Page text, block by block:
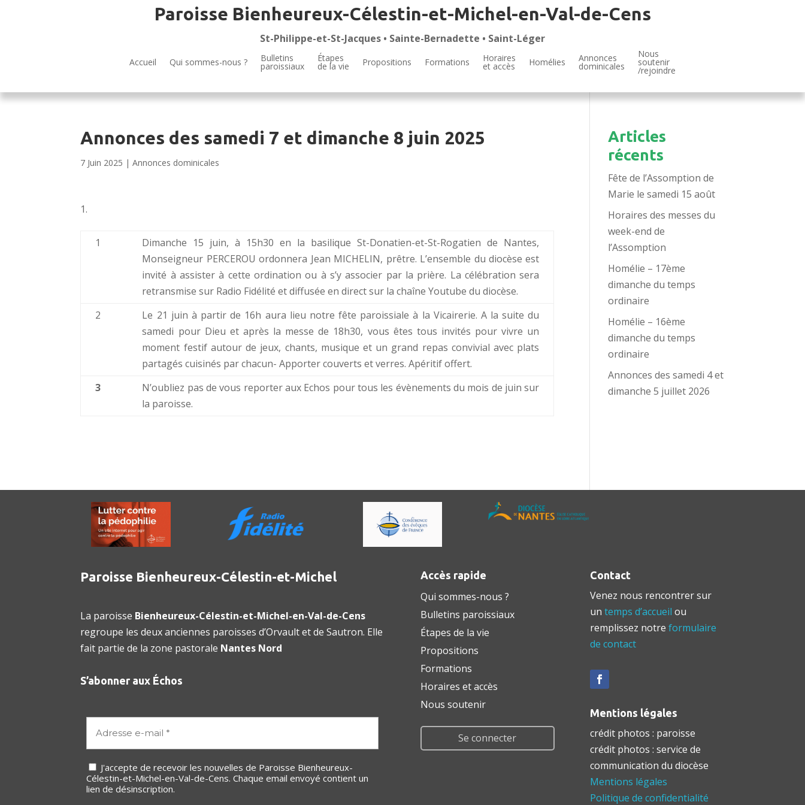
Paroisse Bienheureux-Célestin-et-Michel-en-Val-de-Cens
St-Philippe-et-St-Jacques • Sainte-Bernadette • Saint-Léger
Accueil Qui sommes-nous ? Bulletins
paroissiaux
Étapes
de la vie Propositions Formations Horaires
et accès Homélies Annonces
dominicales
Nous
soutenir
/rejoindre
Annonces des samedi 7 et dimanche 8 juin 2025
7 Juin 2025 |Annonces dominicales
1
Dimanche 15 juin, à 15h30 en la basilique St-Donatien-et-St-Rogatien de Nantes,
Monseigneur PERCEROU ordonnera Jean MICHELIN, prêtre. L’ensemble du diocèse est
invité à assister à cette ordination ou à s’y associer par la prière. La célébration sera
retransmise sur Radio Fidélité et diffusée en direct sur la chaîne Youtube du diocèse.
2
Le 21 juin à partir de 16h aura lieu notre fête paroissiale à la Vicairerie. A la suite du
samedi pour Dieu et après la messe de 18h30, vous êtes tous invités pour vivre un
moment festif autour de jeux, chants, musique et un grand repas convivial avec plats
partagés cuisinés par chacun- Apporter couverts et verres. Apéritif offert.
3
N’oubliez pas de vous reporter aux Echos pour tous les évènements du mois de juin sur
la paroisse.
Articles
récents
Fête de l’Assomption de
Marie le samedi 15 août
Horaires des messes du
week-end de
l’Assomption
Homélie – 17ème
dimanche du temps
ordinaire
Homélie – 16ème
dimanche du temps
ordinaire
Annonces des samedi 4 et
dimanche 5 juillet 2026
Paroisse Bienheureux-Célestin-et-Michel
La paroisse Bienheureux-Célestin-et-Michel-en-Val-de-Cens
regroupe les deux anciennes paroisses d’Orvault et de Sautron. Elle
fait partie de la zone pastorale Nantes Nord
S’abonner aux Échos
J'accepte de recevoir les nouvelles de Paroisse Bienheureux-
Célestin-et-Michel-en-Val-de-Cens. Chaque email envoyé contient un
lien de désinscription.
Accès rapide
Qui sommes-nous ?
Bulletins paroissiaux
Étapes de la vie
Propositions
Formations
Horaires et accès
Nous soutenir
Se connecter
Contact
Venez nous rencontrer sur
untemps d’accueil ou
remplissez notreformulaire
de contact
Mentions légales
crédit photos : paroisse
crédit photos : service de
communication du diocèse
Mentions légales
Politique de confidentialité